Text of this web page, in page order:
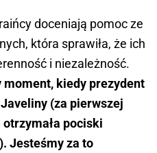
doceniają pomoc ze
która sprawiła, że ich
i niezależność.
moment, kiedy prezydent
(za pierwszej
pociski
Jesteśmy za to